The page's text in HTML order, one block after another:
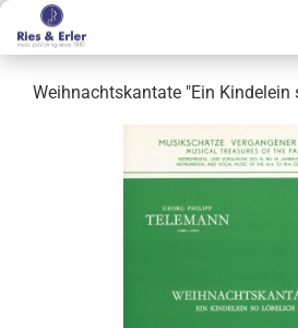
Weihnachtskantate "Ein Kindelein